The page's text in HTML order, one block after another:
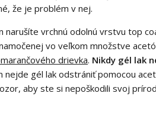
že je problém v nej.
vrchnú odolnú vrstvu top
vo veľkom množstve
drievka. Nikdy gél lak
nejde gél lak odstrániť pomocou
aby ste si nepoškodili svoj